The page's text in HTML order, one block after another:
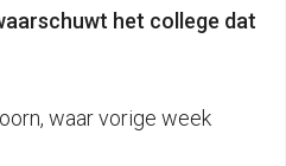
het college dat
waar vorige week